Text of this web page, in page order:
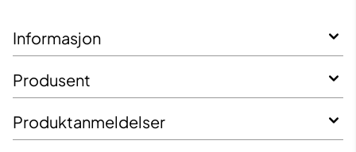
Informasjon
Produsent
Produktanmeldelser